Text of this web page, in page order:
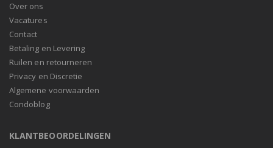
Over ons
Vacatures
Contact
Betaling en Levering
Ruilen en retourneren
Privacy en Discretie
Algemene voorwaarden
Condoblog
KLANTBEOORDELINGEN